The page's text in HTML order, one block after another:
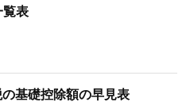
覧表
の基礎控除額の早見表